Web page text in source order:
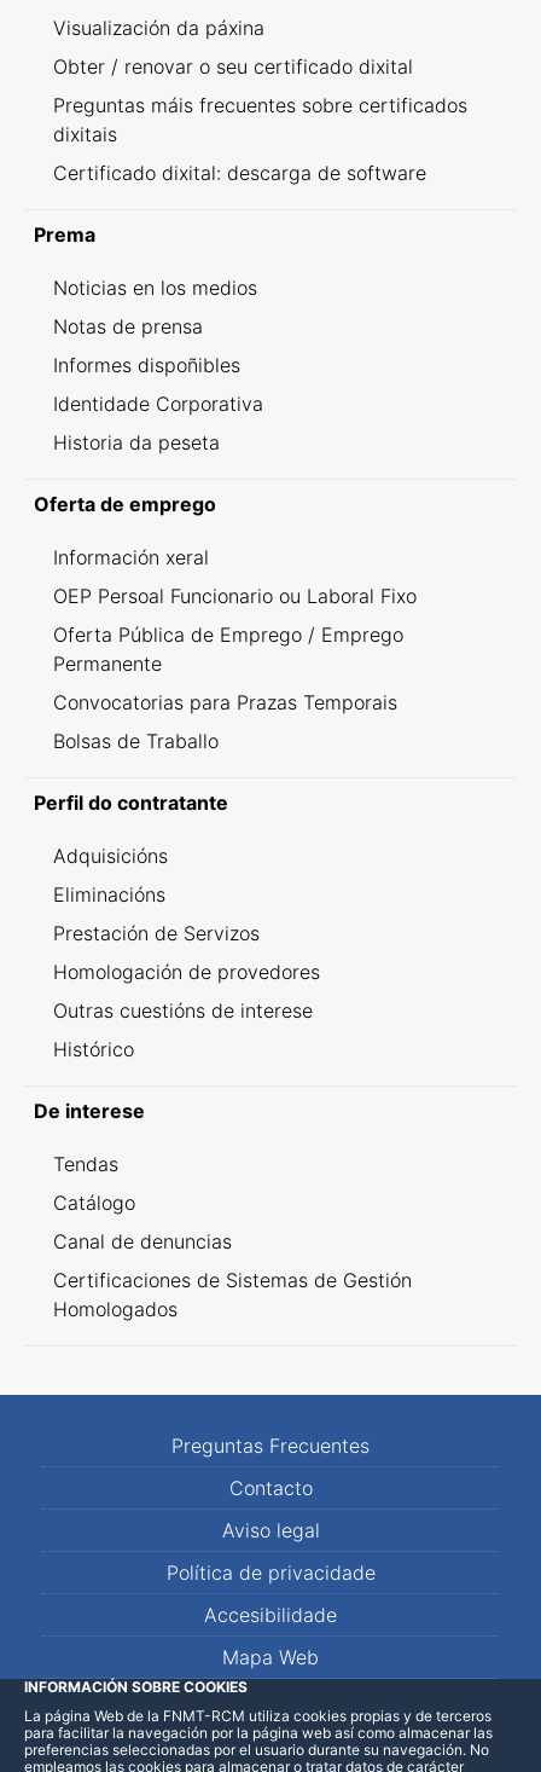
Visualización da páxina
Obter / renovar o seu certificado dixital
Preguntas máis frecuentes sobre certificados
dixitais
Certificado dixital: descarga de software
Prema
Noticias en los medios
Notas de prensa
Informes dispoñibles
Identidade Corporativa
Historia da peseta
Oferta de emprego
Información xeral
OEP Persoal Funcionario ou Laboral Fixo
Oferta Pública de Emprego / Emprego
Permanente
Convocatorias para Prazas Temporais
Bolsas de Traballo
Perfil do contratante
Adquisicións
Eliminacións
Prestación de Servizos
Homologación de provedores
Outras cuestións de interese
Histórico
De interese
Tendas
Catálogo
Canal de denuncias
Certificaciones de Sistemas de Gestión
Homologados
Preguntas Frecuentes
Contacto
Aviso legal
Política de privacidade
Accesibilidade
Mapa Web
LinkedInFacebookWhatsApp
INFORMACIÓN SOBRE COOKIES
La página Web de la FNMT-RCM utiliza cookies propias y de terceros
para facilitar la navegación por la página web así como almacenar las
preferencias seleccionadas por el usuario durante su navegación. No
empleamos las cookies para almacenar o tratar datos de carácter